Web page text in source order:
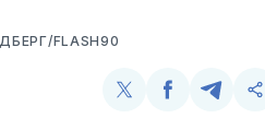
FLASH90
Поделиться
Поделиться